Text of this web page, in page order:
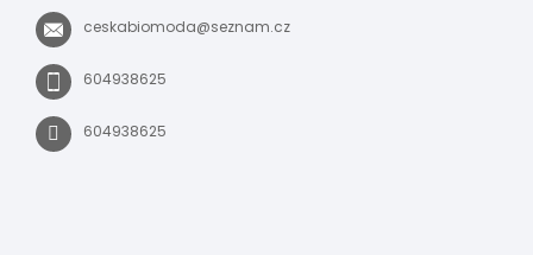
ceskabiomoda@seznam.cz
604938625
604938625